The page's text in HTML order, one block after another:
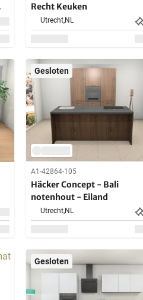
Recht Keuken
Utrecht,NL
Gesloten
A1-42864-105
Häcker Concept - Bali
notenhout - Eiland
Utrecht,NL
Gesloten